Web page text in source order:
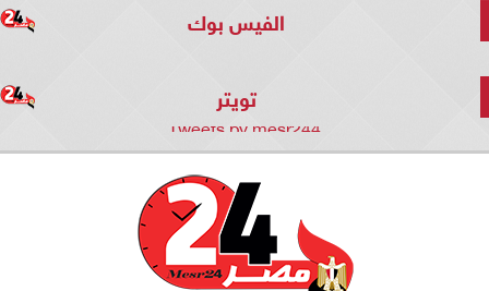
الفيس بوك
تويتر
Tweets by mesr244